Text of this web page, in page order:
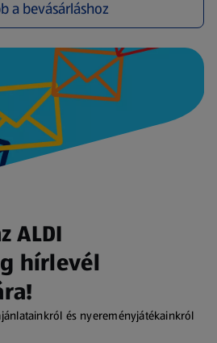
a bevásárláshoz
(új oldalon nyílik meg)
ALDI
hírlevél
és nyereményjátékainkról